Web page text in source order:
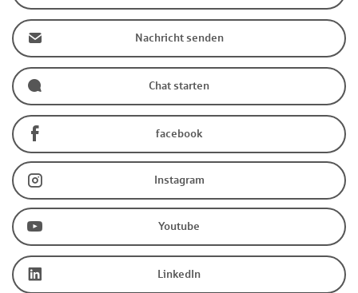
Nachricht senden
Chat starten
facebook
Instagram
Youtube
LinkedIn